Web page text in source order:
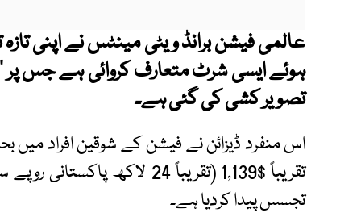
عالمی فیشن برانڈ ویٹی مینٹس نے اپنی
ہوئے ایسی شرٹ متعارف کروائی ہے جس پر
تصویر کشی کی گئی ہے۔
اس منفرد ڈیزائن نے فیشن کے شوقین افراد
تقریباً $1,139 (تقریباً 24
تجسس پیدا کردیا ہے۔